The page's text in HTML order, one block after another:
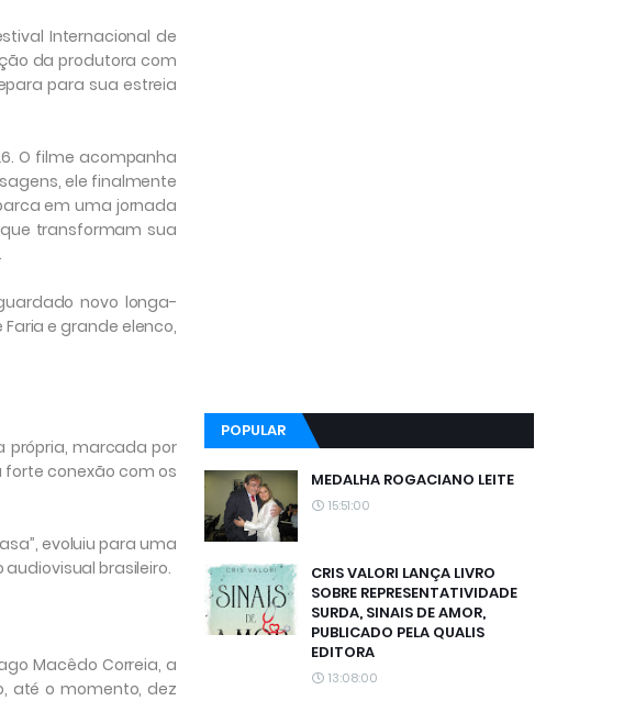
Internacional de
da produtora com
para sua estreia
O filme acompanha
ele finalmente
em uma jornada
transformam sua
novo longa-
Faria e grande elenco,
própria, marcada por
conexão com os
evoluiu para uma
brasileiro.
Macêdo Correia, a
até o momento, dez
POPULAR
MEDALHA ROGACIANO LEITE
15:51:00
CRIS VALORI LANÇA LIVRO
SOBRE REPRESENTATIVIDADE
SURDA, SINAIS DE AMOR,
PUBLICADO PELA QUALIS
EDITORA
13:08:00